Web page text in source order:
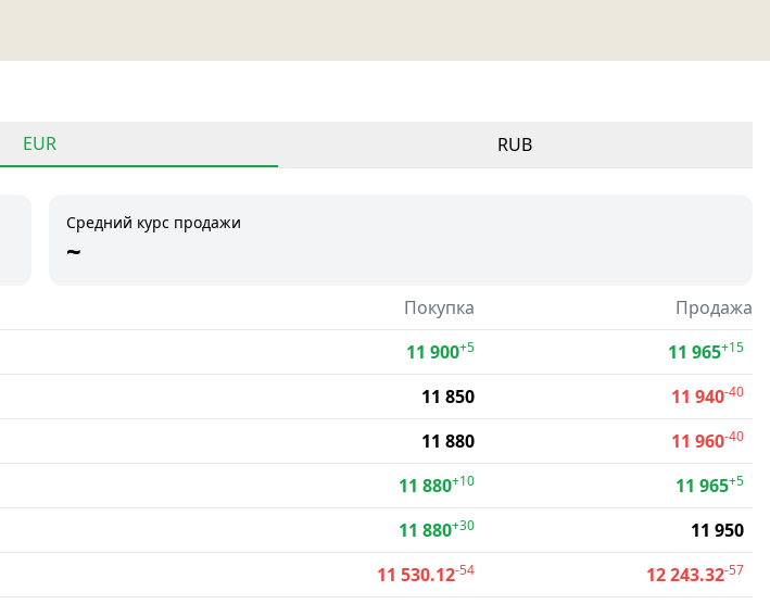
EUR
RUB
Средний курс продажи
~
Покупка
Продажа
11 900+5 11 965+15
11 850 11 940-40
11 880 11 960-40
11 880+10 11 965+5
11 880+30
11 950
11 530.12-54 12 243.32-57